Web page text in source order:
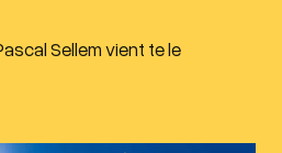
Sellem vient te le